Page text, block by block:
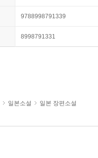
9788998791339
8998791331
일본소설 일본 장편소설